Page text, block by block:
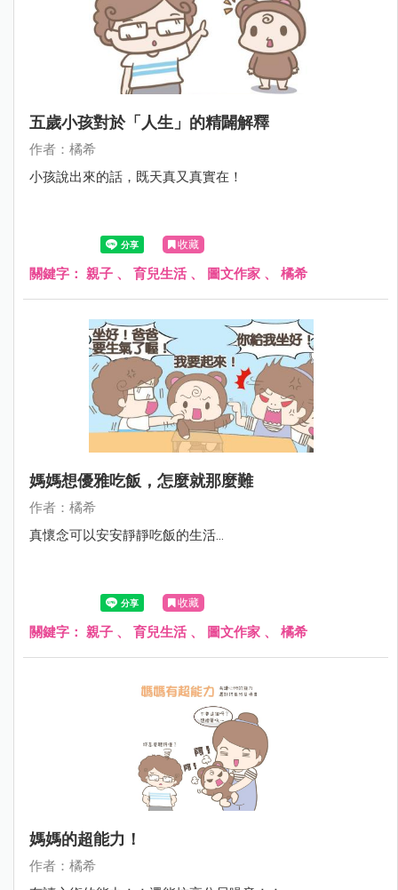
五歲小孩對於「人生」的精闢解釋
作者：橘希
小孩說出來的話，既天真又真實在！
收藏
關鍵字： 親子 、 育兒生活、 圖文作家 、 橘希
媽媽想優雅吃飯，怎麼就那麼難
作者：橘希
真懷念可以安安靜靜吃飯的生活…
收藏
關鍵字： 親子 、 育兒生活、 圖文作家 、 橘希
媽媽的超能力！
作者：橘希